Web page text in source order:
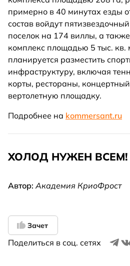
примерно в 40 минутах езды
состав войдут
поселок на 174 виллы, а
комплекс площадью 5 тыс. кв.
планируется разместить
инфраструктуру, включая
корты, рестораны,
вертолетную площадку.
Подробнее на kommersant.ru
ХОЛОД НУЖЕН ВСЕМ!
Автор:Академия КриоФрост
Зачет
Поделиться в соц. сетях